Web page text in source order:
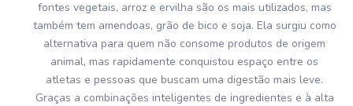
fontes vegetais, arroz e ervilha são os mais utilizados, mas
também tem amendoas, grão de bico e soja. Ela surgiu como
alternativa para quem não consome produtos de origem
animal, mas rapidamente conquistou espaço entre os
atletas e pessoas que buscam uma digestão mais leve.
Graças a combinações inteligentes de ingredientes e à alta